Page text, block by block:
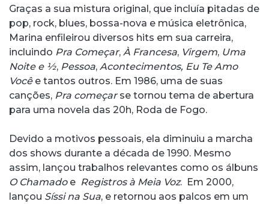
Graças a sua mistura original, que incluía pitadas de
pop, rock, blues, bossa-nova e música eletrônica,
Marina enfileirou diversos hits em sua carreira,
incluindo Pra Começar, À Francesa, Virgem, Uma
Noite e ½, Pessoa, Acontecimentos, Eu Te Amo
Vocêe tantos outros. Em 1986, uma de suas
canções, Pra começarse tornou tema de abertura
para uma novela das 20h, Roda de Fogo.
Devido a motivos pessoais, ela diminuiu a marcha
dos shows durante a década de 1990. Mesmo
assim, lançou trabalhos relevantes como os álbuns
O Chamado e Registros à Meia Voz. Em 2000,
lançou Síssi na Sua, e retornou aos palcos em um